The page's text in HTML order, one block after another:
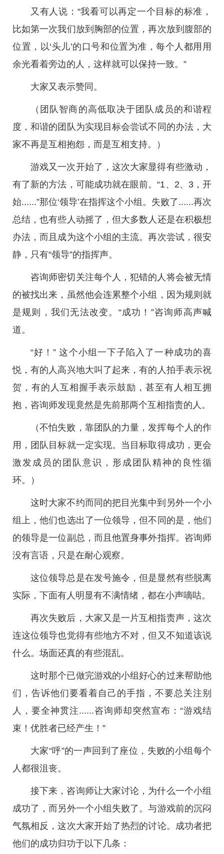
又有人说：“我看可以再定一个目标的标准，
比如第一次我们放到胸部的位置，再次放到腹部的
位置，以‘头儿’的口号和位置为准，每个人都用用
余光看着旁边的人，这样就可以保持一致。”
大家又表示赞同。
（团队智商的高低取决于团队成员的和谐程
度，和谐的团队为实现目标会尝试不同的办法，大
家不再是互相抱怨，而是互相支持。）
游戏又一次开始了，这次大家显得有些激动，
有了新的方法，可能成功就在眼前。“1、2、3，开
始......”那位‘领导’在指挥这个小组。失败了......再次
总结，也有些人动摇了，但大多数人还是在积极想
办法，而且成为这个小组的主流。再次尝试，很安
静，只有“领导”的指挥声。
咨询师密切关注每个人，犯错的人将会被无情
的被找出来，虽然他会连累整个小组，因为规则就
是规则，我们无法改变。“成功！”咨询师高声喊
道。
“好！” 这个小组一下子陷入了一种成功的喜
悦，有的人高兴地大叫了起来，有的人拍手表示祝
贺，有的人互相握手表示鼓励，甚至有人相互拥
抱，咨询师发现竟然是先前那两个互相指责的人。
（不怕失败，靠团队的力量，发挥每个人的作
用，团队目标就一定实现。当目标取得成功，更会
激发成员的团队意识，形成团队精神的良性循
环。）
这时大家不约而同的把目光集中到另外一个小
组上，他们也选出了一位领导，但不同的是，他们
的领导是一位副总，而且他置身事外指挥。咨询师
没有言语，只是在耐心观察。
这位领导总是在发号施令，但是显然有些脱离
实际，下面有人明显有不满情绪，都在小声嘀咕。
再次失败后，大家又是一片互相指责声，这次
连这位领导也觉得有些地方不对，但又不知道该说
什么。场面还真的有些混乱。
这时那个已做完游戏的小组好心的过来帮助他
们，告诉他们要看着自己的手指，不要总关注别
人，要全神贯注......咨询师却突然宣布：“游戏结
束！优胜者已经产生！”
大家“呼”的一声回到了座位，失败的小组每个
人都很沮丧。
接下来，咨询师让大家讨论，为什么一个小组
成功了，而另外一个小组失败了。与游戏前的沉闷
气氛相反，这次大家开始了热烈的讨论。成功者把
他们的成功归功于以下几条：